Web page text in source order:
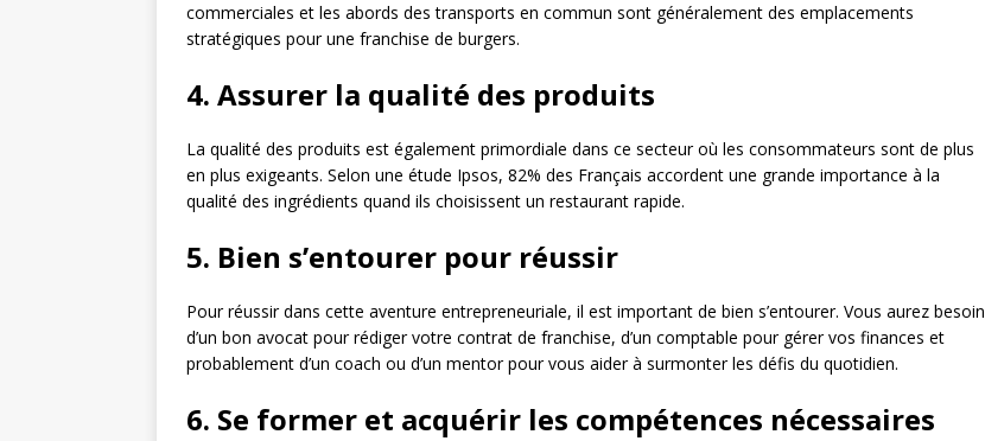
commerciales et les abords des transports en commun sont généralement des emplacements
stratégiques pour une franchise de burgers.
4. Assurer la qualité des produits
La qualité des produits est également primordiale dans ce secteur où les consommateurs sont de plus
en plus exigeants. Selon une étude Ipsos, 82% des Français accordent une grande importance à la
qualité des ingrédients quand ils choisissent un restaurant rapide.
5. Bien s’entourer pour réussir
Pour réussir dans cette aventure entrepreneuriale, il est important de bien s’entourer. Vous aurez besoin
d’un bon avocat pour rédiger votre contrat de franchise, d’un comptable pour gérer vos finances et
probablement d’un coach ou d’un mentor pour vous aider à surmonter les défis du quotidien.
6. Se former et acquérir les compétences nécessaires